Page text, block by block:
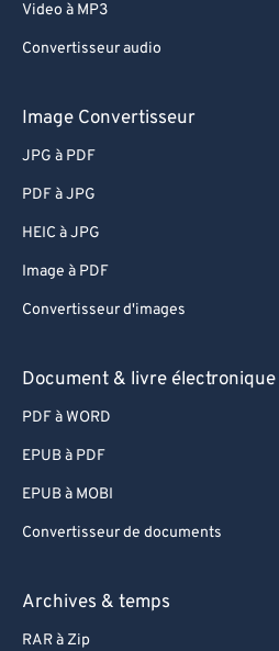
Video à MP3
Convertisseur audio
Image Convertisseur
JPG à PDF
PDF à JPG
HEIC à JPG
Image à PDF
Convertisseur d'images
Document & livre électronique
PDF à WORD
EPUB à PDF
EPUB à MOBI
Convertisseur de documents
Archives & temps
RAR à Zip